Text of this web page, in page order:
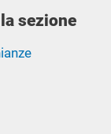
sezione